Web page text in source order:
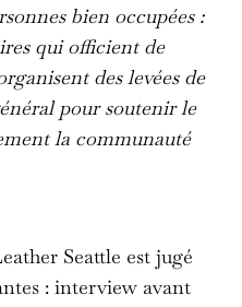
bien occupées :
qui officient de
des levées de
pour soutenir le
la communauté
Seattle est jugé
: interview avant